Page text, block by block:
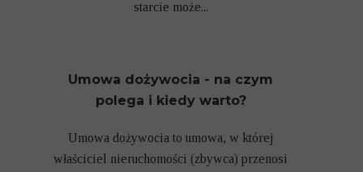
starcie może...
Umowa dożywocia - na czym
polega i kiedy warto?
Umowa dożywocia to umowa, w której
właściciel nieruchomości (zbywca) przenosi